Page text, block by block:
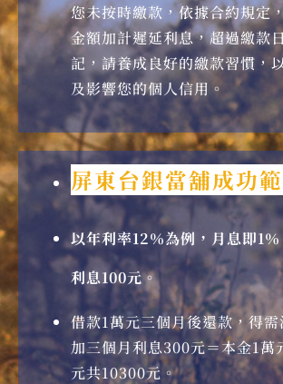
您未按時繳款，依據合約規定
金額加計遲延利息，超過繳款
記，請養成良好的繳款習慣，
及影響您的個人信用。
屏東台銀當舖成功
以年利率12％為例，月息即1
利息100元。
借款1萬元三個月後還款，得
加三個月利息300元＝本金1萬
元共10300元。